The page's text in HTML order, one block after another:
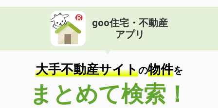
goo住宅・不動産
アプリ
大手不動産サイトの物件を
まとめて検索！